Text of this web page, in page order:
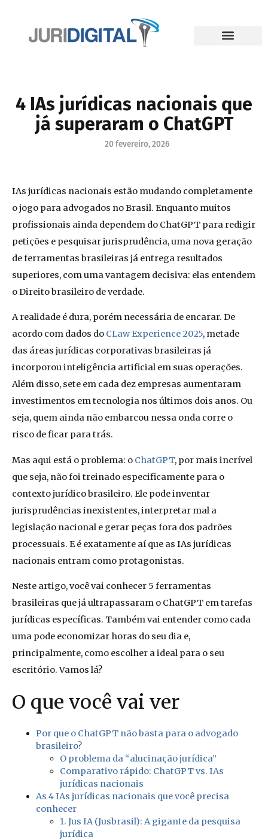
4 IAs jurídicas nacionais que
já superaram o ChatGPT
20 fevereiro, 2026
IAs jurídicas nacionais estão mudando completamente
o jogo para advogados no Brasil. Enquanto muitos
profissionais ainda dependem do ChatGPT para redigir
petições e pesquisar jurisprudência, uma nova geração
de ferramentas brasileiras já entrega resultados
superiores, com uma vantagem decisiva: elas entendem
o Direito brasileiro de verdade.
A realidade é dura, porém necessária de encarar. De
acordo com dados do CLaw Experience 2025, metade
das áreas jurídicas corporativas brasileiras já
incorporou inteligência artificial em suas operações.
Além disso, sete em cada dez empresas aumentaram
investimentos em tecnologia nos últimos dois anos. Ou
seja, quem ainda não embarcou nessa onda corre o
risco de ficar para trás.
Mas aqui está o problema: o ChatGPT, por mais incrível
que seja, não foi treinado especificamente para o
contexto jurídico brasileiro. Ele pode inventar
jurisprudências inexistentes, interpretar mal a
legislação nacional e gerar peças fora dos padrões
processuais. E é exatamente aí que as IAs jurídicas
nacionais entram como protagonistas.
Neste artigo, você vai conhecer 5 ferramentas
brasileiras que já ultrapassaram o ChatGPT em tarefas
jurídicas específicas. Também vai entender como cada
uma pode economizar horas do seu dia e,
principalmente, como escolher a ideal para o seu
escritório. Vamos lá?
O que você vai ver
Por que o ChatGPT não basta para o advogado
brasileiro?
O problema da “alucinação jurídica”
Comparativo rápido: ChatGPT vs. IAs
jurídicas nacionais
As 4 IAs jurídicas nacionais que você precisa
conhecer
1. Jus IA (Jusbrasil): A gigante da pesquisa
jurídica